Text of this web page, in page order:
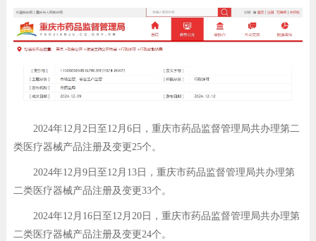
2024年12月2日至12月6日，重庆市药品监督管理局共办理第二
类医疗器械产品注册及变更25个。
2024年12月9日至12月13日，重庆市药品监督管理局共办理第
二类医疗器械产品注册及变更33个。
2024年12月16日至12月20日，重庆市药品监督管理局共办理第
二类医疗器械产品注册及变更24个。